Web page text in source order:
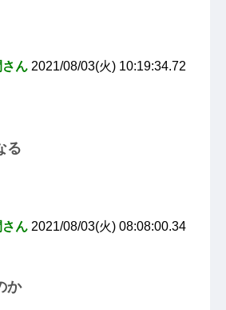
ん 2021/08/03(火) 10:19:34.72
る
ん 2021/08/03(火) 08:08:00.34
か